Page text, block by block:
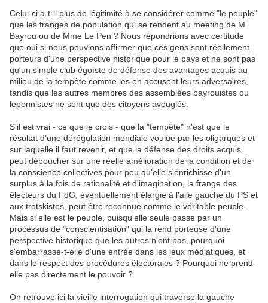
Celui-ci a-t-il plus de légitimité à se considérer comme "le peuple"
que les franges de population qui se rendent au meeting de M.
Bayrou ou de Mme Le Pen ? Nous répondrions avec certitude
que oui si nous pouvions affirmer que ces gens sont réellement
porteurs d'une perspective historique pour le pays et ne sont pas
qu'un simple club égoïste de défense des avantages acquis au
milieu de la tempête comme les en accusent leurs adversaires,
tandis que les autres membres des assemblées bayrouistes ou
lepennistes ne sont que des citoyens aveuglés.
S'il est vrai - ce que je crois - que la "tempête" n'est que le
résultat d'une dérégulation mondiale voulue par les oligarques et
sur laquelle il faut revenir, et que la défense des droits acquis
peut déboucher sur une réelle amélioration de la condition et de
la conscience collectives pour peu qu'elle s'enrichisse d'un
surplus à la fois de rationalité et d'imagination, la frange des
électeurs du FdG, éventuellement élargie à l'aile gauche du PS et
aux trotskistes, peut être reconnue comme le véritable peuple.
Mais si elle est le peuple, puisqu'elle seule passe par un
processus de "conscientisation" qui la rend porteuse d'une
perspective historique que les autres n'ont pas, pourquoi
s'embarrasse-t-elle d'une entrée dans les jeux médiatiques, et
dans le respect des procédures électorales ? Pourquoi ne prend-
elle pas directement le pouvoir ?
On retrouve ici la vieille interrogation qui traverse la gauche